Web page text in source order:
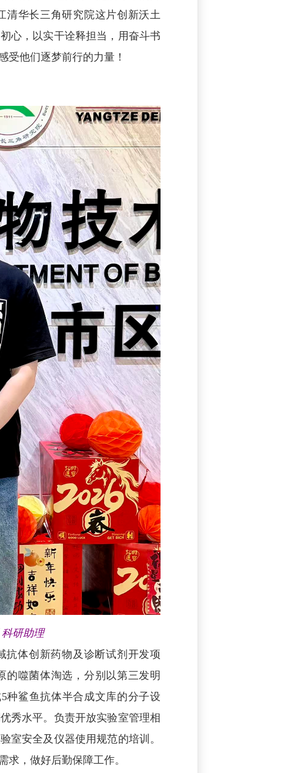
清华长三角研究院这片创新沃土
心，以实干诠释担当，用奋斗书
受他们逐梦前行的力量！
研助理
抗体创新药物及诊断试剂开发项
的噬菌体淘选，分别以第三发明
种鲨鱼抗体半合成文库的分子设
秀水平。负责开放实验室管理相
室安全及仪器使用规范的培训。
求，做好后勤保障工作。